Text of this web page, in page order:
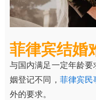
菲律宾结婚
与国内满足一定年龄
姻登记不同， 菲律宾民
外的要求。